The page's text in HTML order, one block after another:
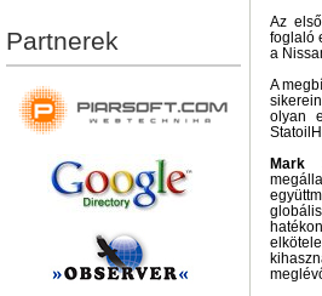
Partnerek
Az
foglaló
a
A
olyan
Mark